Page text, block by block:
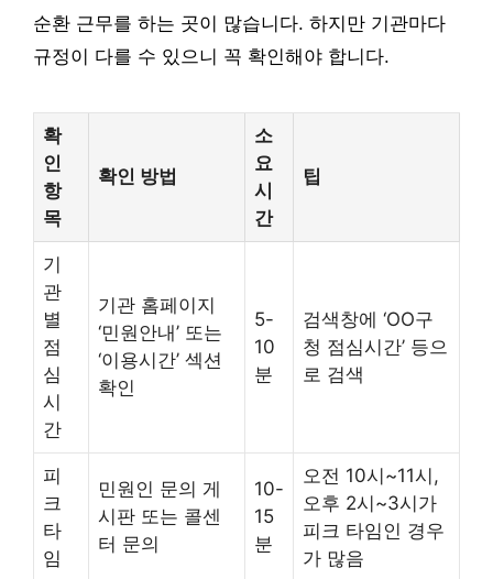
순환 근무를 하는 곳이 많습니다. 하지만 기관마다
규정이 다를 수 있으니 꼭 확인해야 합니다.
확
인
항
목
확인 방법
소
요
시
간
팁
기
관
별
점
심
시
간
기관 홈페이지
‘민원안내’ 또는
‘이용시간’ 섹션
확인
5-
10
분
검색창에 ‘OO구
청 점심시간’ 등으
로 검색
피
크
타
임
민원인 문의 게
시판 또는 콜센
터 문의
10-
15
분
오전 10시~11시,
오후 2시~3시가
피크 타임인 경우
가 많음